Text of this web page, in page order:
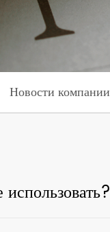
Новости компании